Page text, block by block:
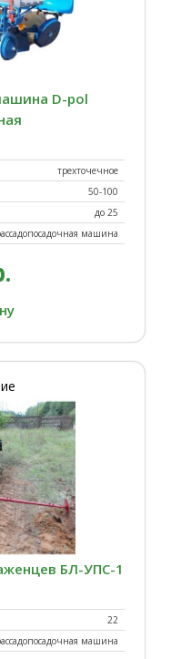
D-pol
трехточечное
50-100
до 25
машина
БЛ-УПС-1
22
машина